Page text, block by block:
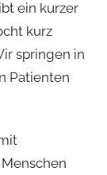
ein kurzer
kurz
springen in
Patienten